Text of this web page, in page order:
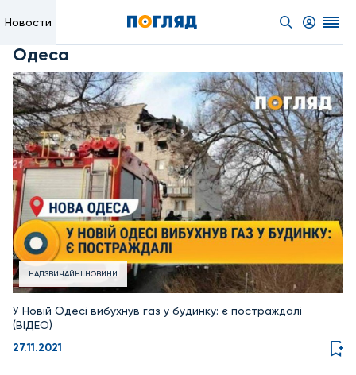
Новости
Одеса
НАДЗВИЧАЙНІ НОВИНИ
У Новій Одесі вибухнув газ у будинку: є постраждалі
(ВІДЕО)
27.11.2021